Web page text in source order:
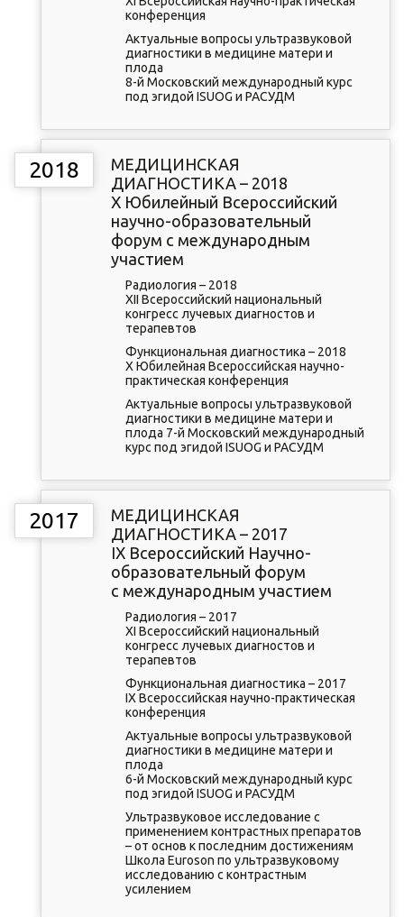
конференция
Актуальные вопросы ультразвуковой
диагностики в медицине матери и
плода
8-й Московский международный курс
под эгидой ISUOG и РАСУДМ
2018
МЕДИЦИНСКАЯ
ДИАГНОСТИКА – 2018
X Юбилейный Всероссийский
научно-образовательный
форум с международным
участием
Радиология – 2018
XII Всероссийский национальный
конгресс лучевых диагностов и
терапевтов
Функциональная диагностика – 2018
X Юбилейная Всероссийская научно-
практическая конференция
Актуальные вопросы ультразвуковой
диагностики в медицине матери и
плода 7-й Московский международный
курс под эгидой ISUOG и РАСУДМ
2017
МЕДИЦИНСКАЯ
ДИАГНОСТИКА – 2017
IX Всероссийский Научно-
образовательный форум
с международным участием
Радиология – 2017
XI Всероссийский национальный
конгресс лучевых диагностов и
терапевтов
Функциональная диагностика – 2017
IX Всероссийская научно-практическая
конференция
Актуальные вопросы ультразвуковой
диагностики в медицине матери и
плода
6-й Московский международный курс
под эгидой ISUOG и РАСУДМ
Ультразвуковое исследование с
применением контрастных препаратов
– от основ к последним достижениям
Школа Euroson по ультразвуковому
исследованию с контрастным
усилением